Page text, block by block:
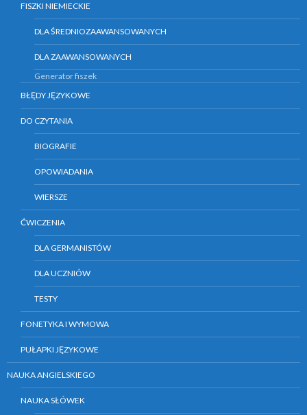
FISZKI NIEMIECKIE
DLA ŚREDNIOZAAWANSOWANYCH
DLA ZAAWANSOWANYCH
Generator fiszek
BŁĘDY JĘZYKOWE
DO CZYTANIA
BIOGRAFIE
OPOWIADANIA
WIERSZE
ĆWICZENIA
DLA GERMANISTÓW
DLA UCZNIÓW
TESTY
FONETYKA I WYMOWA
PUŁAPKI JĘZYKOWE
NAUKA ANGIELSKIEGO
NAUKA SŁÓWEK